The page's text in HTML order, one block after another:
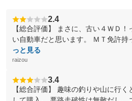
2.4
【総合評価】 まさに、古い４ＷＤ
い自動車だと思います。 ＭＴ免許持
っと見る
raizou
3.4
【総合評価】 趣味の釣りや山に行